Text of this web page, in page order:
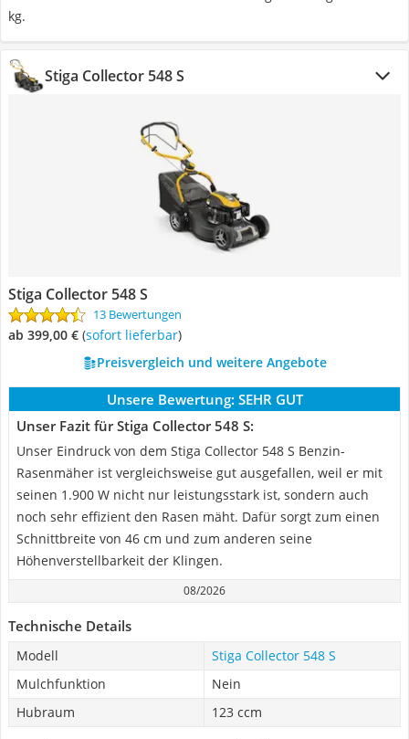
kg.
Stiga Collector 548 S
Stiga Collector 548 S
13 Bewertungen
ab 399,00 € ( Sofort lieferbar)
Preisvergleich und weitere Angebote
Unsere Bewertung: SEHR GUT
Unser Fazit für Stiga Collector 548 S:
Unser Eindruck von dem Stiga Collector 548 S Benzin-
Rasenmäher ist vergleichsweise gut ausgefallen, weil er mit
seinen 1.900 W nicht nur leistungsstark ist, sondern auch
noch sehr effizient den Rasen mäht. Dafür sorgt zum einen
Schnittbreite von 46 cm und zum anderen seine
Höhenverstellbarkeit der Klingen.
08/2026
Technische Details
Modell
Stiga Collector 548 S
Mulchfunktion
Nein
Hubraum
123 ccm